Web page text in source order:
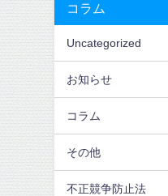
コラム
Uncategorized
お知らせ
コラム
その他
不正競争防止法